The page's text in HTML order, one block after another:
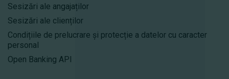
Sesizări ale angajaților
Sesizări ale clienților
Condițiile de prelucrare și protecție a datelor cu caracter
personal
Open Banking API